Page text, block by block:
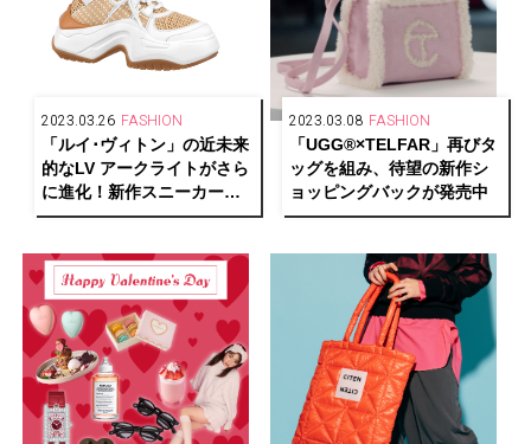
2023.03.26 FASHION
「ルイ･ヴィトン」の近未来
的なLV アークライトがさら
に進化！新作スニーカーが
発売
2023.03.08 FASHION
「UGG®︎×TELFAR」再びタ
ッグを組み、待望の新作シ
ョッピングバックが発売中